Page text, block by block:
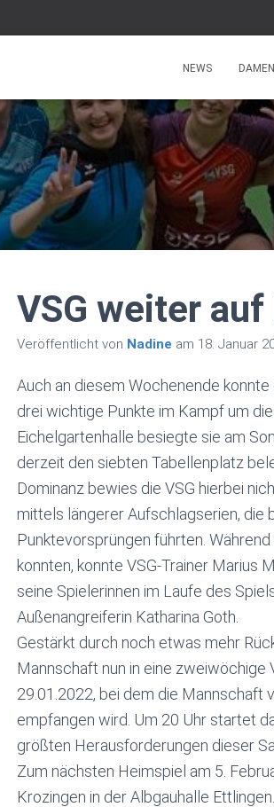
NEWS DAMEN
VSG weiter
Veröffentlicht von Nadine am 18. Januar
Auch an diesem Wochenende
drei wichtige Punkte im Kampf um
Eichelgartenhalle besiegte sie am
derzeit den siebten Tabellenplatz
Dominanz bewies die VSG hierbei
mittels längerer Aufschlagserien, die
Punktevorsprüngen führten.
konnten, konnte VSG-Trainer Marius
seine Spielerinnen im Laufe des
Außenangreiferin Katharina Goth.
Gestärkt durch noch etwas mehr
Mannschaft nun in eine
29.01.2022, bei dem die Mannschaft
empfangen wird. Um 20 Uhr startet
größten Herausforderungen dieser
Zum nächsten Heimspiel am 5.
Krozingen in der Albgauhalle